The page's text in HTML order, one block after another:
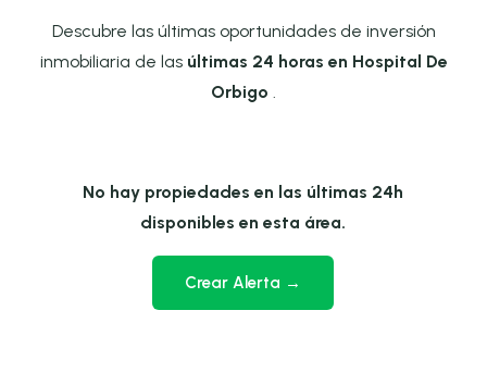
Descubre las últimas oportunidades de inversión
inmobiliaria de las últimas 24 horas en Hospital De
Orbigo
No hay propiedades en las últimas 24h
disponibles en esta área.
Crear Alerta →